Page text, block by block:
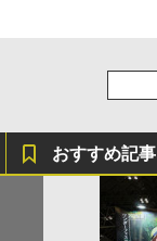
おすすめ記事